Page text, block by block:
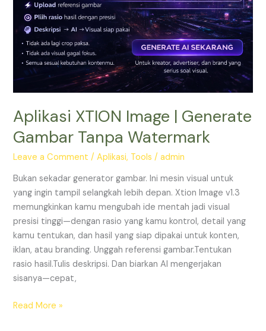
Aplikasi XTION Image | Generate
Gambar Tanpa Watermark
Leave a Comment /Aplikasi, Tools /admin
Bukan sekadar generator gambar. Ini mesin visual untuk
yang ingin tampil selangkah lebih depan. Xtion Image v1.3
memungkinkan kamu mengubah ide mentah jadi visual
presisi tinggi—dengan rasio yang kamu kontrol, detail yang
kamu tentukan, dan hasil yang siap dipakai untuk konten,
iklan, atau branding. Unggah referensi gambar.Tentukan
rasio hasil.Tulis deskripsi. Dan biarkan AI mengerjakan
sisanya—cepat,
Read More »